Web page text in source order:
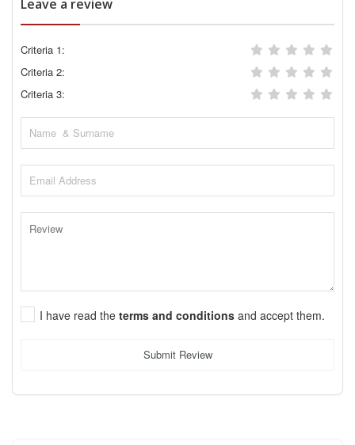
Leave a review
Criteria 1:
Criteria 2:
Criteria 3:
I have read the terms and conditions and accept them.
Submit Review